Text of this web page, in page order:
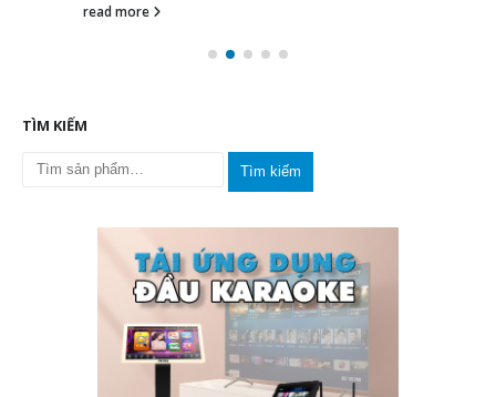
read more
TÌM KIẾM
Tìm kiếm